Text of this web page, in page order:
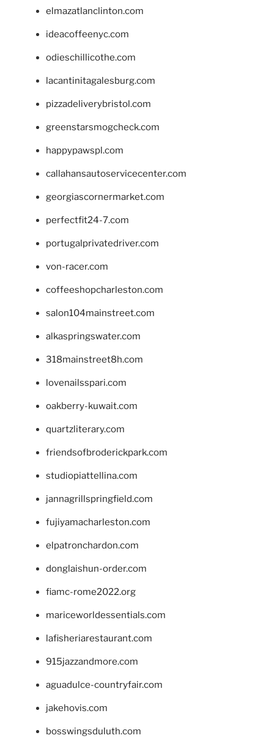
elmazatlanclinton.com
ideacoffeenyc.com
odieschillicothe.com
lacantinitagalesburg.com
pizzadeliverybristol.com
greenstarsmogcheck.com
happypawspl.com
callahansautoservicecenter.com
georgiascornermarket.com
perfectfit24-7.com
portugalprivatedriver.com
von-racer.com
coffeeshopcharleston.com
salon104mainstreet.com
alkaspringswater.com
318mainstreet8h.com
lovenailsspari.com
oakberry-kuwait.com
quartzliterary.com
friendsofbroderickpark.com
studiopiattellina.com
jannagrillspringfield.com
fujiyamacharleston.com
elpatronchardon.com
donglaishun-order.com
fiamc-rome2022.org
mariceworldessentials.com
lafisheriarestaurant.com
915jazzandmore.com
aguadulce-countryfair.com
jakehovis.com
bosswingsduluth.com